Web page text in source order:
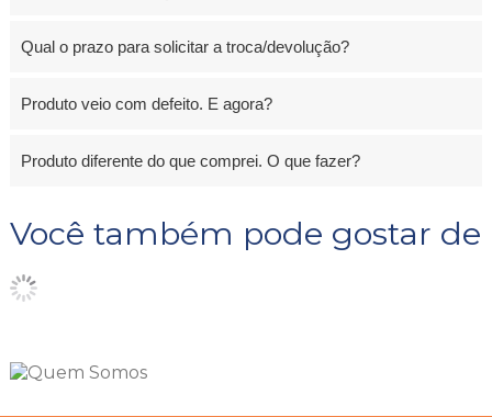
Qual o prazo para solicitar a troca/devolução?
Produto veio com defeito. E agora?
Produto diferente do que comprei. O que fazer?
Você também pode gostar de